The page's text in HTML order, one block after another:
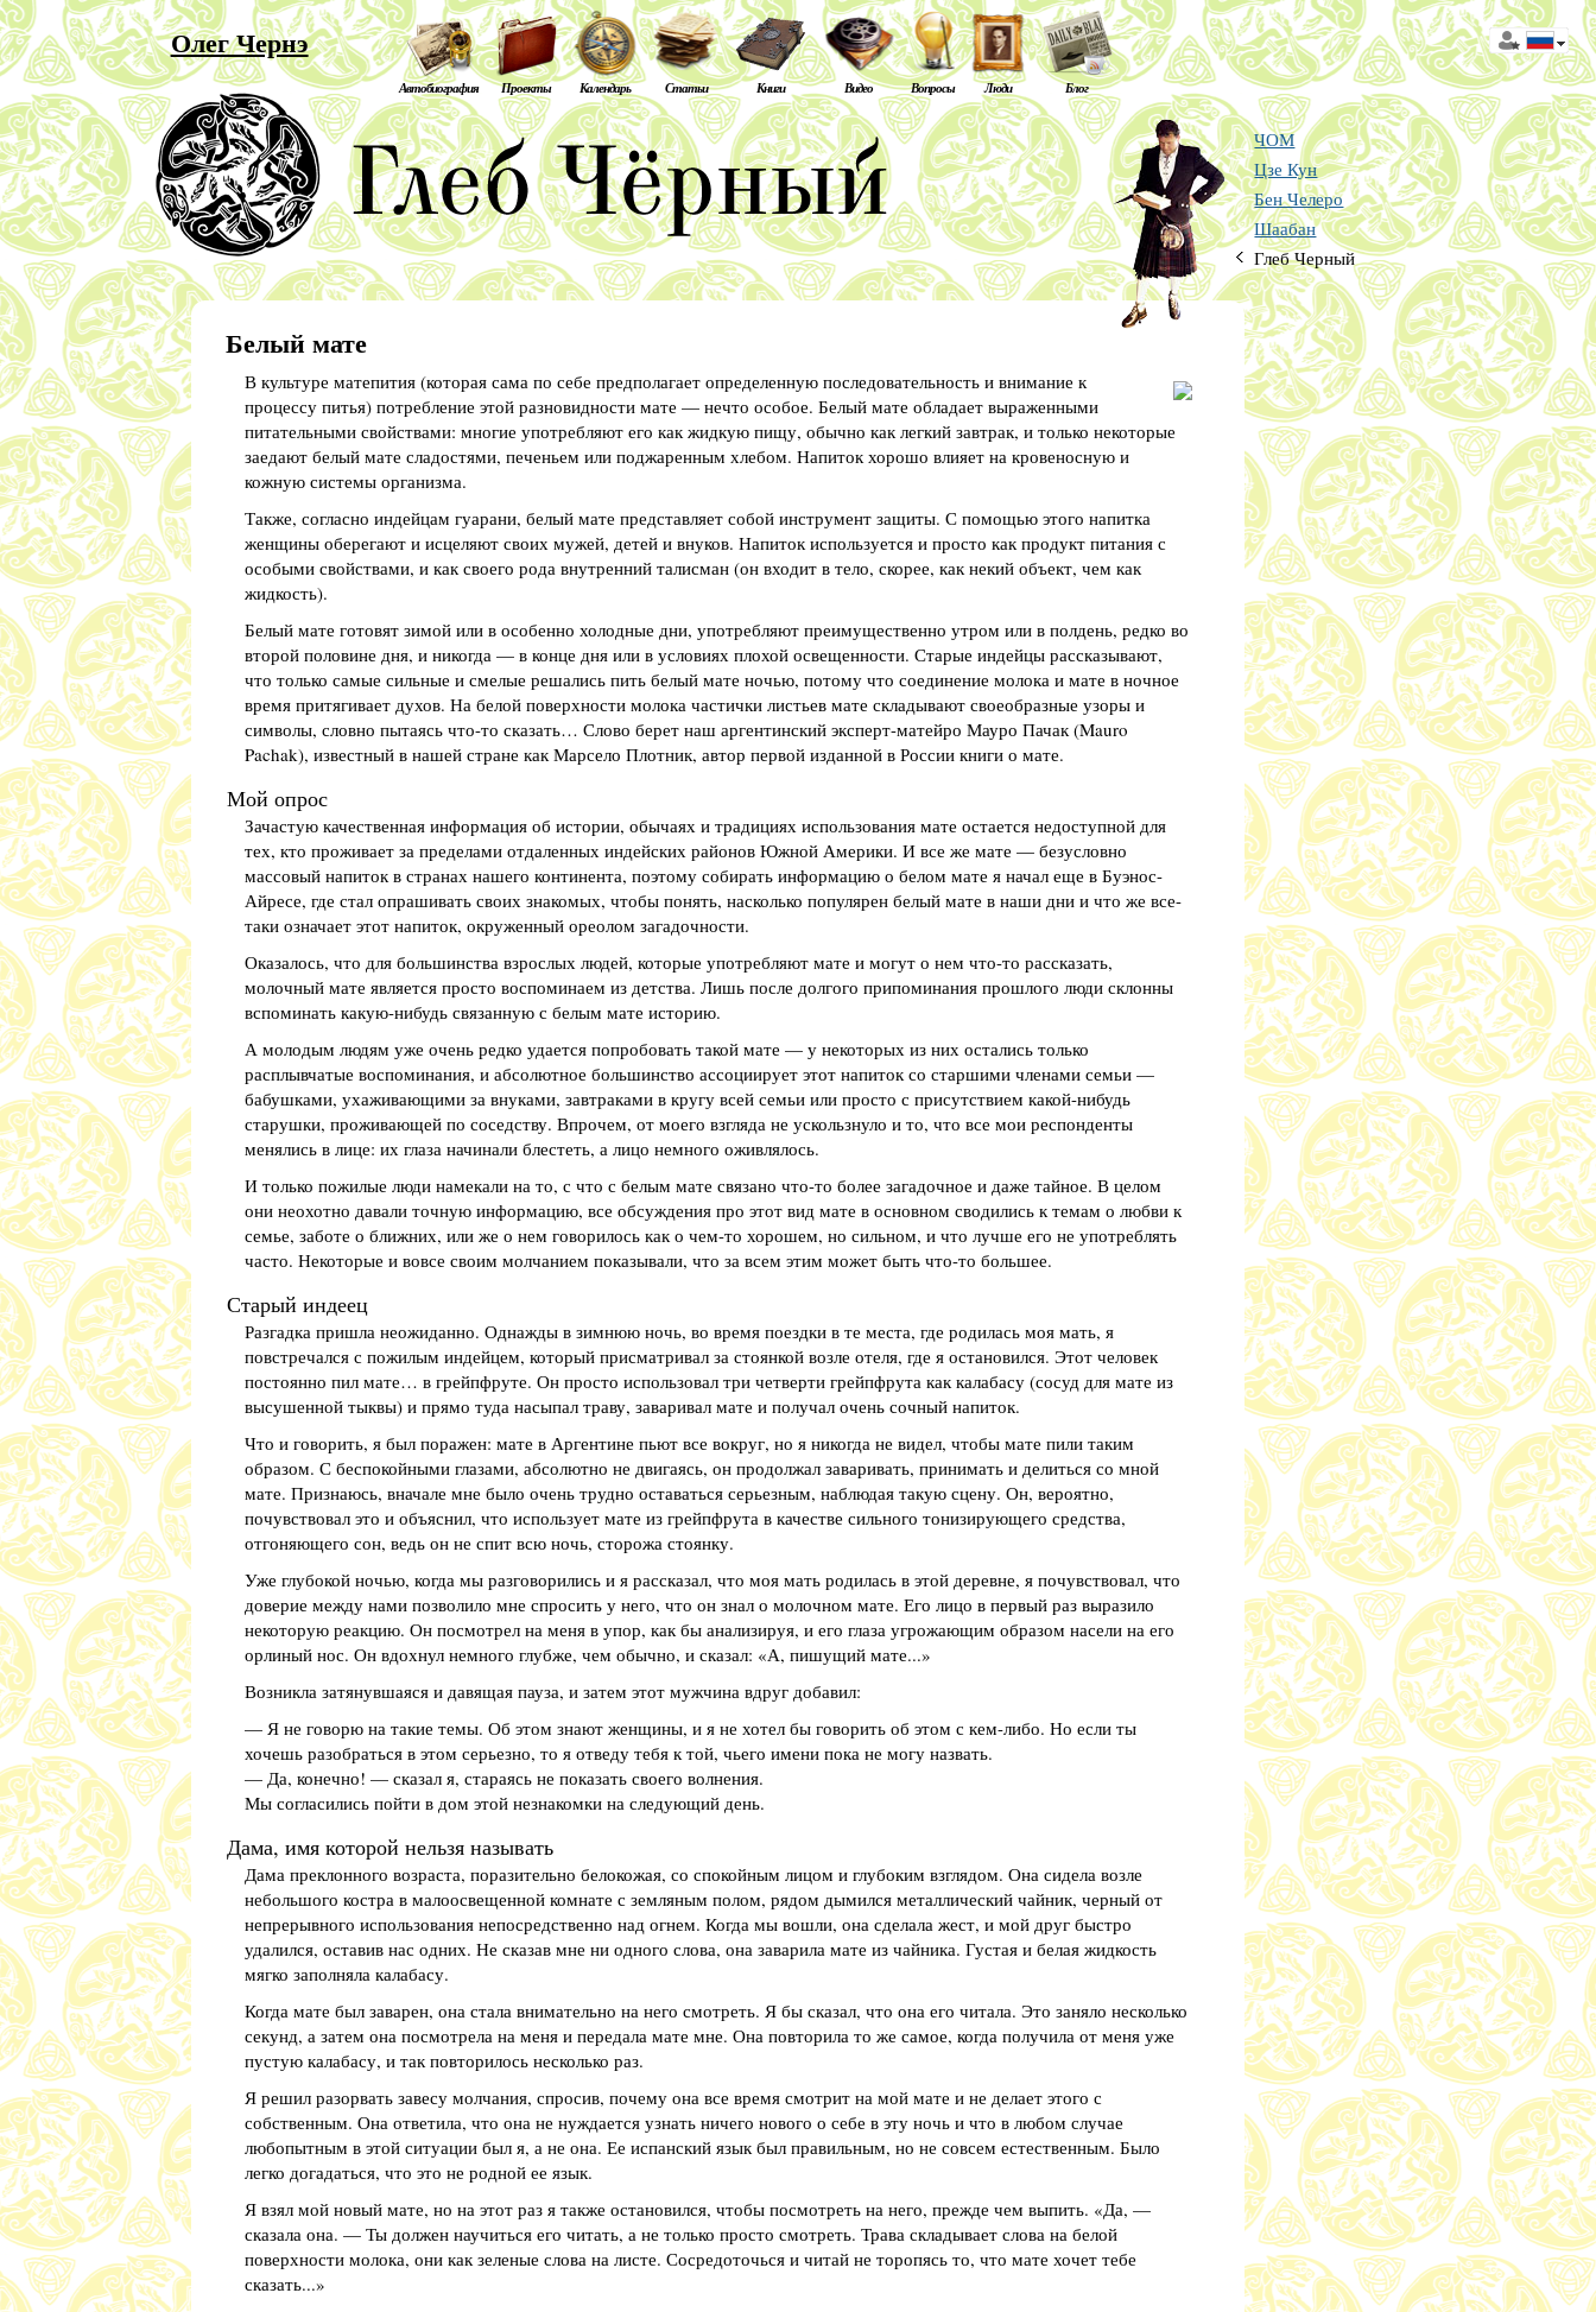
Олег Чернэ
Автобиография Проекты Календарь Статьи Книги Видео Вопросы Люди Блог
ЧОМ
Цзе Кун
Бен Челеро
Шаабан
Глеб Черный
Белый мате
В культуре матепития (которая сама по себе предполагает определенную последовательность и внимание к
процессу питья) потребление этой разновидности мате — нечто особое. Белый мате обладает выраженными
питательными свойствами: многие употребляют его как жидкую пищу, обычно как легкий завтрак, и только некоторые
заедают белый мате сладостями, печеньем или поджаренным хлебом. Напиток хорошо влияет на кровеносную и
кожную системы организма.
Также, согласно индейцам гуарани, белый мате представляет собой инструмент защиты. С помощью этого напитка
женщины оберегают и исцеляют своих мужей, детей и внуков. Напиток используется и просто как продукт питания с
особыми свойствами, и как своего рода внутренний талисман (он входит в тело, скорее, как некий объект, чем как
жидкость).
Белый мате готовят зимой или в особенно холодные дни, употребляют преимущественно утром или в полдень, редко во
второй половине дня, и никогда — в конце дня или в условиях плохой освещенности. Старые индейцы рассказывают,
что только самые сильные и смелые решались пить белый мате ночью, потому что соединение молока и мате в ночное
время притягивает духов. На белой поверхности молока частички листьев мате складывают своеобразные узоры и
символы, словно пытаясь что-то сказать… Слово берет наш аргентинский эксперт-матейро Мауро Пачак (Mauro
Pachak), известный в нашей стране как Марсело Плотник, автор первой изданной в России книги о мате.
Мой опрос
Зачастую качественная информация об истории, обычаях и традициях использования мате остается недоступной для
тех, кто проживает за пределами отдаленных индейских районов Южной Америки. И все же мате — безусловно
массовый напиток в странах нашего континента, поэтому собирать информацию о белом мате я начал еще в Буэнос-
Айресе, где стал опрашивать своих знакомых, чтобы понять, насколько популярен белый мате в наши дни и что же все-
таки означает этот напиток, окруженный ореолом загадочности.
Оказалось, что для большинства взрослых людей, которые употребляют мате и могут о нем что-то рассказать,
молочный мате является просто воспоминаем из детства. Лишь после долгого припоминания прошлого люди склонны
вспоминать какую-нибудь связанную с белым мате историю.
А молодым людям уже очень редко удается попробовать такой мате — у некоторых из них остались только
расплывчатые воспоминания, и абсолютное большинство ассоциирует этот напиток со старшими членами семьи —
бабушками, ухаживающими за внуками, завтраками в кругу всей семьи или просто с присутствием какой-нибудь
старушки, проживающей по соседству. Впрочем, от моего взгляда не ускользнуло и то, что все мои респонденты
менялись в лице: их глаза начинали блестеть, а лицо немного оживлялось.
И только пожилые люди намекали на то, с что с белым мате связано что-то более загадочное и даже тайное. В целом
они неохотно давали точную информацию, все обсуждения про этот вид мате в основном сводились к темам о любви к
семье, заботе о ближних, или же о нем говорилось как о чем-то хорошем, но сильном, и что лучше его не употреблять
часто. Некоторые и вовсе своим молчанием показывали, что за всем этим может быть что-то большее.
Старый индеец
Разгадка пришла неожиданно. Однажды в зимнюю ночь, во время поездки в те места, где родилась моя мать, я
повстречался с пожилым индейцем, который присматривал за стоянкой возле отеля, где я остановился. Этот человек
постоянно пил мате… в грейпфруте. Он просто использовал три четверти грейпфрута как калабасу (сосуд для мате из
высушенной тыквы) и прямо туда насыпал траву, заваривал мате и получал очень сочный напиток.
Что и говорить, я был поражен: мате в Аргентине пьют все вокруг, но я никогда не видел, чтобы мате пили таким
образом. С беспокойными глазами, абсолютно не двигаясь, он продолжал заваривать, принимать и делиться со мной
мате. Признаюсь, вначале мне было очень трудно оставаться серьезным, наблюдая такую сцену. Он, вероятно,
почувствовал это и объяснил, что использует мате из грейпфрута в качестве сильного тонизирующего средства,
отгоняющего сон, ведь он не спит всю ночь, сторожа стоянку.
Уже глубокой ночью, когда мы разговорились и я рассказал, что моя мать родилась в этой деревне, я почувствовал, что
доверие между нами позволило мне спросить у него, что он знал о молочном мате. Его лицо в первый раз выразило
некоторую реакцию. Он посмотрел на меня в упор, как бы анализируя, и его глаза угрожающим образом насели на его
орлиный нос. Он вдохнул немного глубже, чем обычно, и сказал: «А, пишущий мате...»
Возникла затянувшаяся и давящая пауза, и затем этот мужчина вдруг добавил:
— Я не говорю на такие темы. Об этом знают женщины, и я не хотел бы говорить об этом с кем-либо. Но если ты
хочешь разобраться в этом серьезно, то я отведу тебя к той, чьего имени пока не могу назвать.
— Да, конечно! — сказал я, стараясь не показать своего волнения.
Мы согласились пойти в дом этой незнакомки на следующий день.
Дама, имя которой нельзя называть
Дама преклонного возраста, поразительно белокожая, со спокойным лицом и глубоким взглядом. Она сидела возле
небольшого костра в малоосвещенной комнате с земляным полом, рядом дымился металлический чайник, черный от
непрерывного использования непосредственно над огнем. Когда мы вошли, она сделала жест, и мой друг быстро
удалился, оставив нас одних. Не сказав мне ни одного слова, она заварила мате из чайника. Густая и белая жидкость
мягко заполняла калабасу.
Когда мате был заварен, она стала внимательно на него смотреть. Я бы сказал, что она его читала. Это заняло несколько
секунд, а затем она посмотрела на меня и передала мате мне. Она повторила то же самое, когда получила от меня уже
пустую калабасу, и так повторилось несколько раз.
Я решил разорвать завесу молчания, спросив, почему она все время смотрит на мой мате и не делает этого с
собственным. Она ответила, что она не нуждается узнать ничего нового о себе в эту ночь и что в любом случае
любопытным в этой ситуации был я, а не она. Ее испанский язык был правильным, но не совсем естественным. Было
легко догадаться, что это не родной ее язык.
Я взял мой новый мате, но на этот раз я также остановился, чтобы посмотреть на него, прежде чем выпить. «Да, —
сказала она. — Ты должен научиться его читать, а не только просто смотреть. Трава складывает слова на белой
поверхности молока, они как зеленые слова на листе. Сосредоточься и читай не торопясь то, что мате хочет тебе
сказать...»